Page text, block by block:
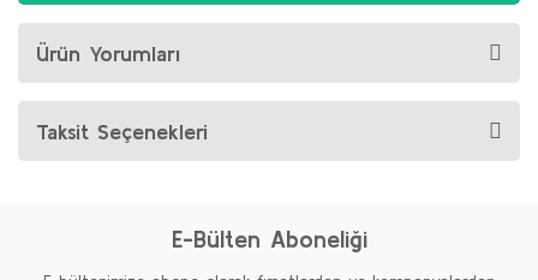
Ürün Yorumları
Taksit Seçenekleri
E-Bülten Aboneliği